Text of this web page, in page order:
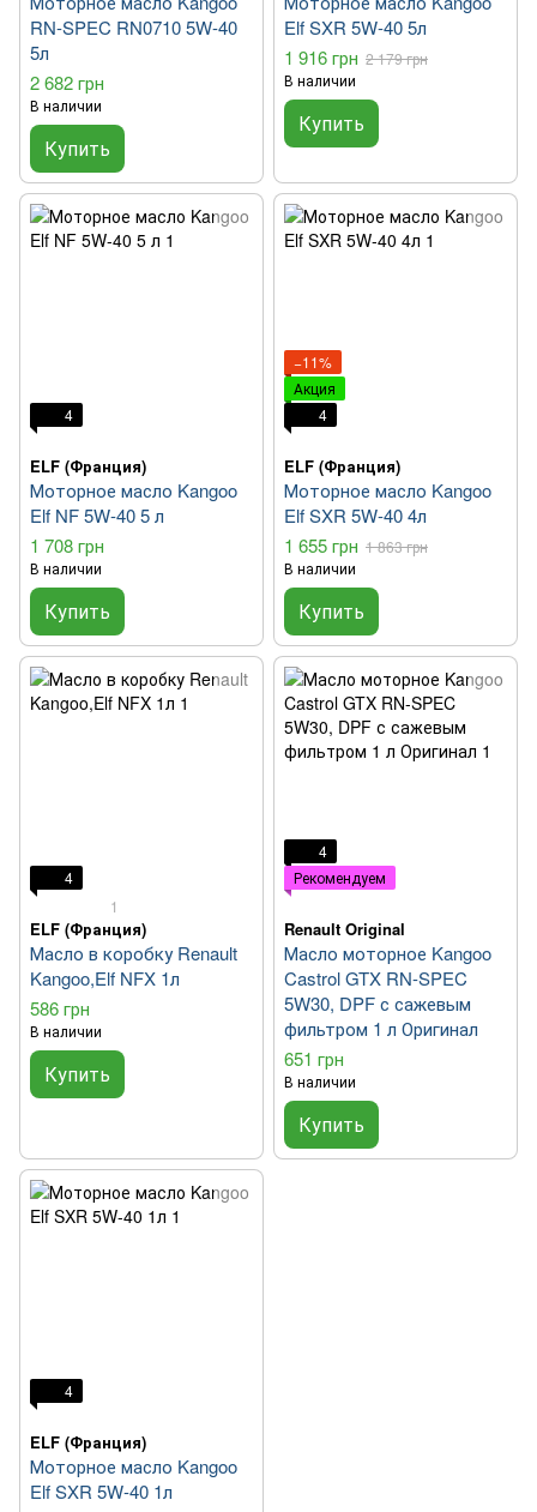
RN-SPEC RN0710 5W-40
5л
2 682 грн
В наличии
Купить
Elf SXR 5W-40 5л
1 916 грн 2 179 грн
В наличии
Купить
4
ELF (Франция)
Моторное масло Kangoo
Elf NF 5W-40 5 л
1 708 грн
В наличии
Купить
−11%
Акция
4
ELF (Франция)
Моторное масло Kangoo
Elf SXR 5W-40 4л
1 655 грн 1 863 грн
В наличии
Купить
4
1
ELF (Франция)
Масло в коробку Renault
Kangoo,Elf NFX 1л
586 грн
В наличии
Купить
4
Рекомендуем
Renault Original
Масло моторное Kangoo
Castrol GTX RN-SPEC
5W30, DPF с сажевым
фильтром 1 л Оригинал
651 грн
В наличии
Купить
4
ELF (Франция)
Моторное масло Kangoo
Elf SXR 5W-40 1л